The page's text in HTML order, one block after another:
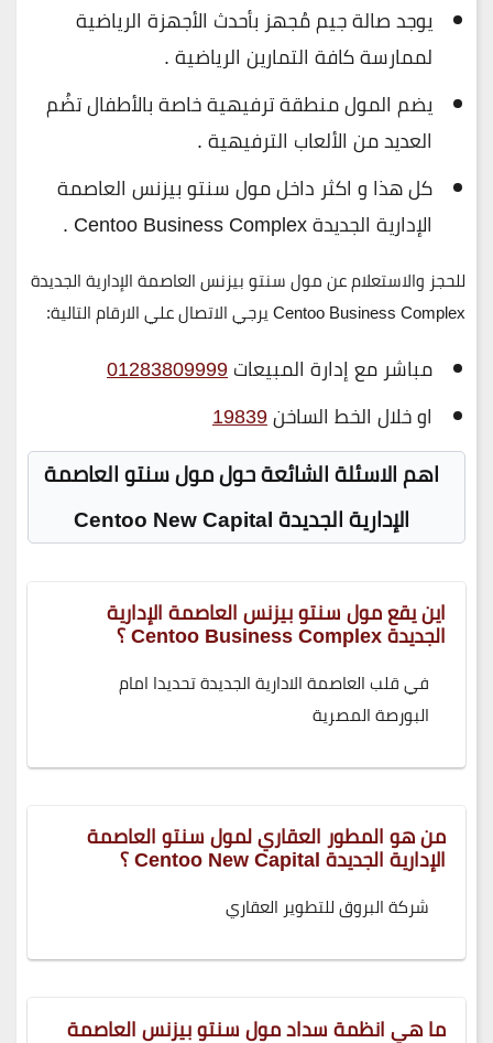
يوجد صالة جيم مُجهز بأحدث الأجهزة الرياضية
لممارسة كافة التمارين الرياضية .
يضم المول منطقة ترفيهية خاصة بالأطفال تضُم
العديد من الألعاب الترفيهية .
كل هذا و اكثر داخل مول سنتو بيزنس العاصمة
الإدارية الجديدة Centoo Business Complex .
للحجز والاستعلام عن مول سنتو بيزنس العاصمة الإدارية الجديدة
Centoo Business Complex يرجي الاتصال علي الارقام التالية
:
مباشر مع إدارة المبيعات01283809999
او خلال الخط الساخن19839
اهم الاسئلة الشائعة حول مول سنتو العاصمة
الإدارية الجديدة Centoo New Capital
اين يقع مول سنتو بيزنس العاصمة الإدارية
الجديدة Centoo Business Complex ؟
في قلب العاصمة الادارية الجديدة تحديدا امام
البورصة المصرية
من هو المطور العقاري لمول سنتو العاصمة
الإدارية الجديدة Centoo New Capital ؟
شركة البروق للتطوير العقاري
ما هي انظمة سداد مول سنتو بيزنس العاصمة